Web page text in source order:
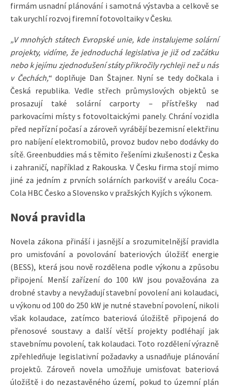
firmám usnadní plánování i samotná výstavba a celkově se
tak urychlí rozvoj firemní fotovoltaiky v Česku.
„V mnohých státech Evropské unie, kde instalujeme solární
projekty, vidíme, že jednoduchá legislativa je již od začátku
nebo k jejímu zjednodušení státy přikročily rychleji než u nás
v Čechách,“ doplňuje Dan Štajner. Nyní se tedy dočkala i
Česká republika. Vedle střech průmyslových objektů se
prosazují také solární carporty – přístřešky nad
parkovacími místy s fotovoltaickými panely. Chrání vozidla
před nepřízní počasí a zároveň vyrábějí bezemisní elektřinu
pro nabíjení elektromobilů, provoz budov nebo dodávky do
sítě. Greenbuddies má s těmito řešeními zkušenosti z Česka
i zahraničí, například z Rakouska. V Česku firma stojí mimo
jiné za jedním z prvních solárních parkovišť v areálu Coca-
Cola HBC Česko a Slovensko v pražských Kyjích s výkonem.
Nová pravidla
Novela zákona přináší i jasnější a srozumitelnější pravidla
pro umisťování a povolování bateriových úložišť energie
(BESS), která jsou nově rozdělena podle výkonu a způsobu
připojení. Menší zařízení do 100 kW jsou považována za
drobné stavby a nevyžadují stavební povolení ani kolaudaci,
u výkonu od 100 do 250 kW je nutné stavební povolení, nikoli
však kolaudace, zatímco bateriová úložiště připojená do
přenosové soustavy a další větší projekty podléhají jak
stavebnímu povolení, tak kolaudaci. Toto rozdělení výrazně
zpřehledňuje legislativní požadavky a usnadňuje plánování
projektů. Zároveň novela umožňuje umisťovat bateriová
úložiště i do nezastavěného území, pokud to územní plán